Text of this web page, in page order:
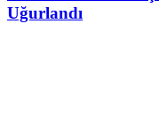
Uğurlandı